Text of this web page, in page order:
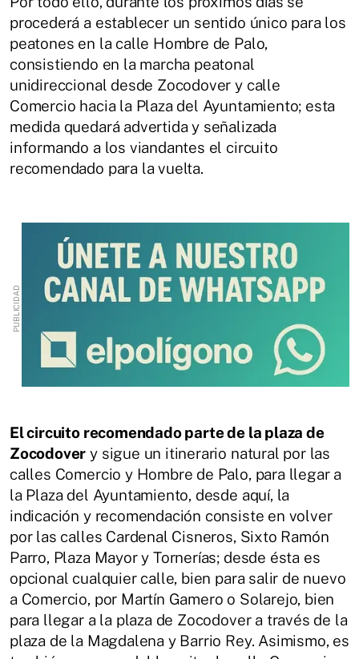
procederá a establecer un sentido único para los
peatones en la calle Hombre de Palo,
consistiendo en la marcha peatonal
unidireccional desde Zocodover y calle
Comercio hacia la Plaza del Ayuntamiento; esta
medida quedará advertida y señalizada
informando a los viandantes el circuito
recomendado para la vuelta.
El circuito recomendado parte de la plaza de
Zocodover y sigue un itinerario natural por las
calles Comercio y Hombre de Palo, para llegar a
la Plaza del Ayuntamiento, desde aquí, la
indicación y recomendación consiste en volver
por las calles Cardenal Cisneros, Sixto Ramón
Parro, Plaza Mayor y Tornerías; desde ésta es
opcional cualquier calle, bien para salir de nuevo
a Comercio, por Martín Gamero o Solarejo, bien
para llegar a la plaza de Zocodover a través de la
plaza de la Magdalena y Barrio Rey. Asimismo, es